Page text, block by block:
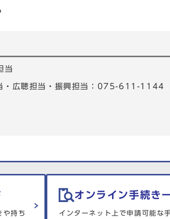
当
広聴担当・振興担当：075-611-1144
や持ち
オンライン手続き
インターネット上で申請可能な